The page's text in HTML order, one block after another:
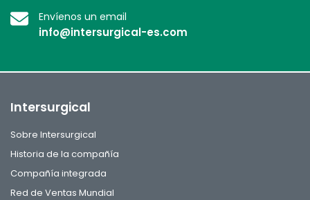
Envíenos un email
info@intersurgical-es.com
Intersurgical
Sobre Intersurgical
Historia de la compañía
Compañía integrada
Red de Ventas Mundial